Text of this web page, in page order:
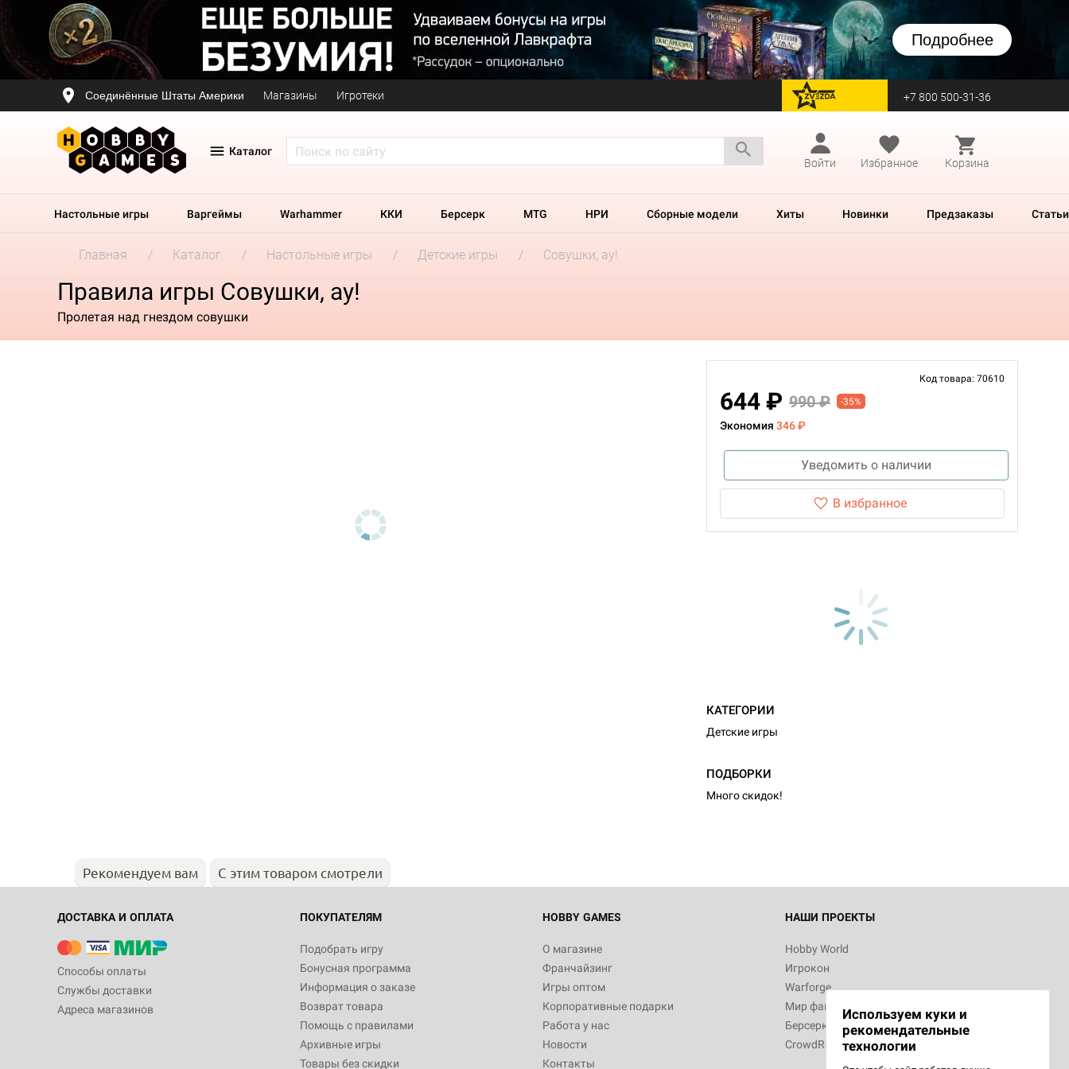
Подробнее
Соединённые Штаты Америки Магазины Игротеки перейти на Zvezda +7 800 500-31-36
Каталог
Войти
Избранное Корзина
Настольные игры Варгеймы Warhammer ККИ Берсерк MTG НРИ Сборные модели Хиты Новинки Предзаказы Статьи
Главная Каталог Настольные игры Детские игры Совушки, ау!
Правила игры Совушки, ау!
Пролетая над гнездом совушки
Код товара: 70610
644 ₽ 990 ₽ -35%
Экономия 346 ₽
Уведомить о наличии
В избранное
КАТЕГОРИИ
Детские игры
ПОДБОРКИ
Много скидок!
Рекомендуем вам С этим товаром смотрели
ДОСТАВКА И ОПЛАТА
Способы оплаты
Службы доставки
Адреса магазинов
ПОКУПАТЕЛЯМ
Подобрать игру
Бонусная программа
Информация о заказе
Возврат товара
Помощь с правилами
Архивные игры
Товары без скидки
HOBBY GAMES
О магазине
Франчайзинг
Игры оптом
Корпоративные подарки
Работа у нас
Новости
Контакты
НАШИ ПРОЕКТЫ
Hobby World
Игрокон
Warforge
Мир фантастики
Берсерк
CrowdRepublic
Используем куки и
рекомендательные
технологии